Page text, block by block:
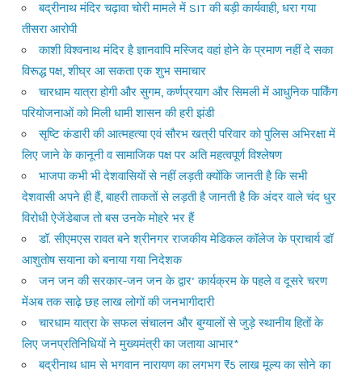
बद्रीनाथ मंदिर चढ़ावा चोरी मामले में SIT की बड़ी कार्यवाही, धरा गया
तीसरा आरोपी
काशी विश्वनाथ मंदिर है ज्ञानवापि मस्जिद वहां होने के प्रमाण नहीं दे सका
विरूद्ध पक्ष, शीघ्र आ सकता एक शुभ समाचार
चारधाम यात्रा होगी और सुगम, कर्णप्रयाग और सिमली में आधुनिक पार्किंग
परियोजनाओं को मिली धामी शासन की हरी झंडी
सृष्टि कंडारी की आत्महत्या एवं सौरभ खत्री परिवार को पुलिस अभिरक्षा में
लिए जाने के कानूनी व सामाजिक पक्ष पर अति महत्वपूर्ण विश्लेषण
भाजपा कभी भी देशवासियों से नहीं लड़ती क्योंकि जानती है कि सभी
देशवासी अपने ही हैं, बाहरी ताकतों से लड़ती है जानती है कि अंदर वाले चंद धुर
विरोधी ऐजेंडेबाज तो बस उनके मोहरे भर हैं
डॉ. सीएमएस रावत बने श्रीनगर राजकीय मेडिकल कॉलेज के प्राचार्य डॉ
आशुतोष सयाना को बनाया गया निदेशक
जन जन की सरकार-जन जन के द्वार’ कार्यक्रम के पहले व दूसरे चरण
मेंअब तक साढ़े छह लाख लोगों की जनभागीदारी
चारधाम यात्रा के सफल संचालन और बुग्यालों से जुड़े स्थानीय हितों के
लिए जनप्रतिनिधियों ने मुख्यमंत्री का जताया आभार*
बद्रीनाथ धाम से भगवान नारायण का लगभग ₹5 लाख मूल्य का सोने का